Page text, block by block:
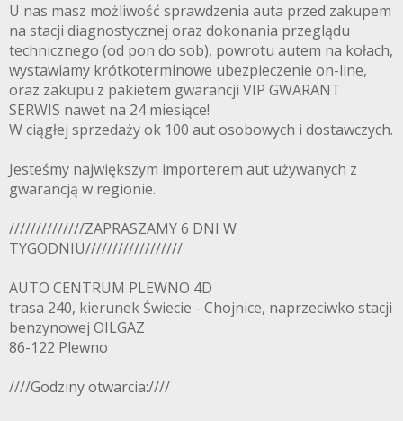
U nas masz możliwość sprawdzenia auta przed zakupem
na stacji diagnostycznej oraz dokonania przeglądu
technicznego (od pon do sob), powrotu autem na kołach,
wystawiamy krótkoterminowe ubezpieczenie on-line,
oraz zakupu z pakietem gwarancji VIP GWARANT
SERWIS nawet na 24 miesiące!
W ciągłej sprzedaży ok 100 aut osobowych i dostawczych.
Jesteśmy największym importerem aut używanych z
gwarancją w regionie.
//////////////ZAPRASZAMY 6 DNI W
TYGODNIU//////////////////
AUTO CENTRUM PLEWNO 4D
trasa 240, kierunek Świecie - Chojnice, naprzeciwko stacji
benzynowej OILGAZ
86-122 Plewno
////Godziny otwarcia:////